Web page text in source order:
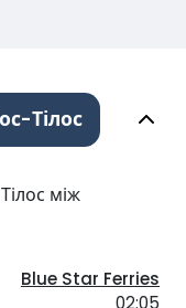
Тілос
між
Blue Star Ferries
02:05